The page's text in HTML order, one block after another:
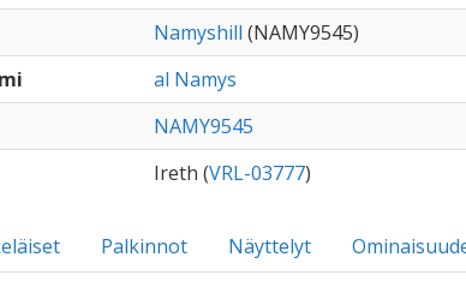
Namyshill (NAMY9545)
al Namys
NAMY9545
Ireth (VRL-03777)
Palkinnot Näyttelyt